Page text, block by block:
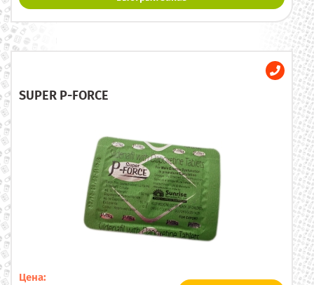
SUPER P-FORCE
Цена: